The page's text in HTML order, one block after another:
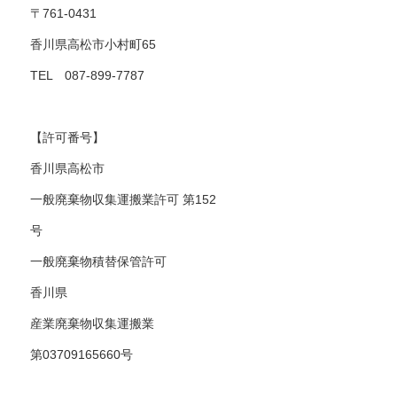
〒761-0431
香川県高松市小村町65
TEL 087-899-7787
【許可番号】
香川県高松市
一般廃棄物収集運搬業許可 第152
号
一般廃棄物積替保管許可
香川県
産業廃棄物収集運搬業
第03709165660号